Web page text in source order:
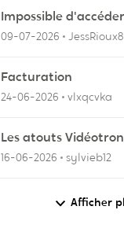
Impossible
client
09-07-2026 JessRioux8
Facturation
24-06-2026 vlxqcvka
Les atouts Vidéotron
16-06-2026 sylvieb12
Afficher